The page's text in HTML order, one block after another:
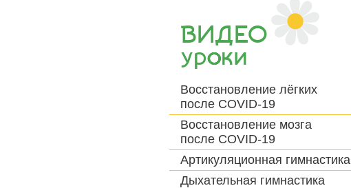
ВИДЕО
уроки
Восстановление лёгких
после COVID-19
Восстановление мозга
после COVID-19
Артикуляционная гимнастика
Дыхательная гимнастика